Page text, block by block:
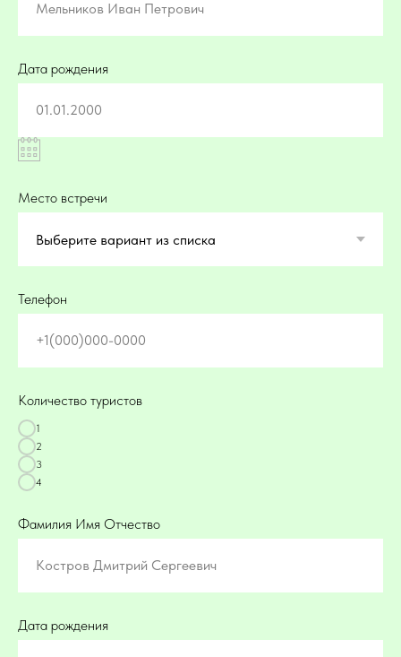
Мельников Иван Петрович
Дата рождения
01.01.2000
Место встречи
Телефон
+1(000)000-0000
Количество туристов
1
2
3
4
Фамилия Имя Отчество
Костров Дмитрий Сергеевич
Дата рождения